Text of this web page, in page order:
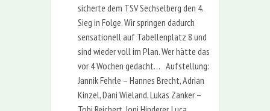
sicherte dem TSV Sechselberg den 4.
Sieg in Folge. Wir springen dadurch
sensationell auf Tabellenplatz 8 und
sind wieder voll im Plan. Wer hätte das
vor 4 Wochen gedacht… Aufstellung:
Jannik Fehrle – Hannes Brecht, Adrian
Kinzel, Dani Wieland, Lukas Zanker –